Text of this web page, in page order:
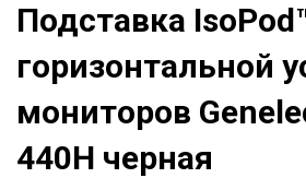
Подставка
горизонтальной
мониторов
440H черная